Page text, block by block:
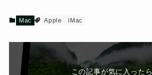
Mac Apple iMac
この記事が気に入ったら